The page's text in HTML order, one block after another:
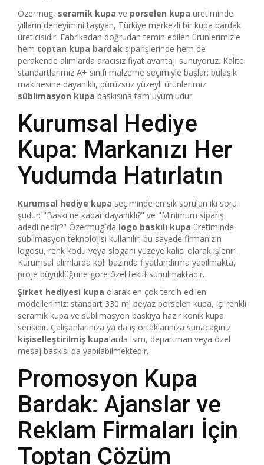
Özermug, seramik kupa ve porselen kupa üretiminde
yılların deneyimini taşıyan, Türkiye merkezli bir kupa bardak
üreticisidir. Fabrikadan doğrudan temin edilen ürünlerimizle
hem toptan kupa bardak siparişlerinde hem de
perakende alımlarda aracısız fiyat avantajı sunuyoruz. Kalite
standartlarımız A+ sınıfı malzeme seçimiyle başlar; bulaşık
makinesine dayanıklı, pürüzsüz yüzeyli ürünlerimiz
süblimasyon kupa baskısına tam uyumludur.
Kurumsal Hediye
Kupa: Markanızı Her
Yudumda Hatırlatın
Kurumsal hediye kupa seçiminde en sık sorulan iki soru
şudur: "Baskı ne kadar dayanıklı?" ve "Minimum sipariş
adedi nedir?" Özermug`da logo baskılı kupa üretiminde
süblimasyon teknolojisi kullanılır; bu sayede firmanızın
logosu, renk kodu veya sloganı yüzeye kalıcı olarak işlenir.
Kurumsal alımlarda koli bazında fiyatlandırma yapılmakta,
proje büyüklüğüne göre özel teklif sunulmaktadır.
Şirket hediyesi kupa olarak en çok tercih edilen
modellerimiz; standart 330 ml beyaz porselen kupa, içi renkli
seramik kupa ve süblimasyon baskıya hazır konik kupa
serisidir. Çalışanlarınıza ya da iş ortaklarınıza sunacağınız
kişiselleştirilmiş kupalarda isim, departman veya özel
mesaj baskısı da yapılabilmektedir.
Promosyon Kupa
Bardak: Ajanslar ve
Reklam Firmaları İçin
Toptan Çözüm